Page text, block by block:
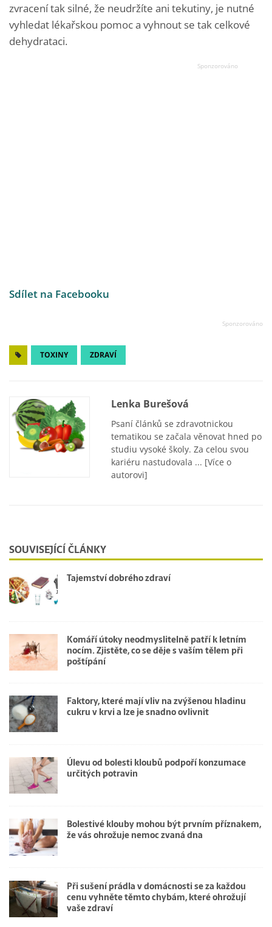
zvracení tak silné, že neudržíte ani tekutiny, je nutné
vyhledat lékařskou pomoc a vyhnout se tak celkové
dehydrataci.
Sdílet na Facebooku
TOXINY ZDRAVÍ
Lenka Burešová
Psaní článků se zdravotnickou
tematikou se začala věnovat hned po
studiu vysoké školy. Za celou svou
kariéru nastudovala ... [Více o
autorovi]
SOUVISEJÍCÍ ČLÁNKY
Tajemství dobrého zdraví
Komáří útoky neodmyslitelně patří k letním
nocím. Zjistěte, co se děje s vaším tělem při
poštípání
Faktory, které mají vliv na zvýšenou hladinu
cukru v krvi a lze je snadno ovlivnit
Úlevu od bolesti kloubů podpoří konzumace
určitých potravin
Bolestivé klouby mohou být prvním příznakem,
že vás ohrožuje nemoc zvaná dna
Při sušení prádla v domácnosti se za každou
cenu vyhněte těmto chybám, které ohrožují
vaše zdraví